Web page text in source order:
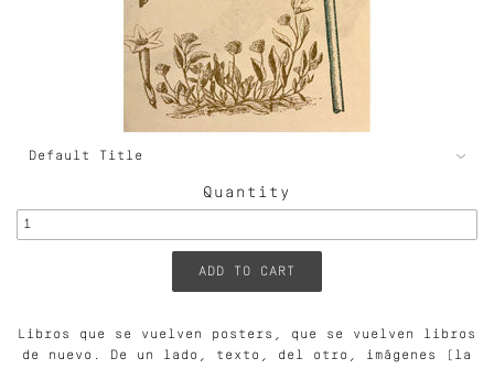
Quantity
Libros que se vuelven posters, que se vuelven libros
de nuevo. De un lado, texto, del otro, imágenes (la